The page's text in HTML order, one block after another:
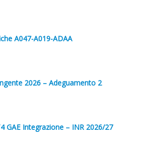
A047-A019-ADAA
2026 – Adeguamento 2
GAE Integrazione – INR 2026/27